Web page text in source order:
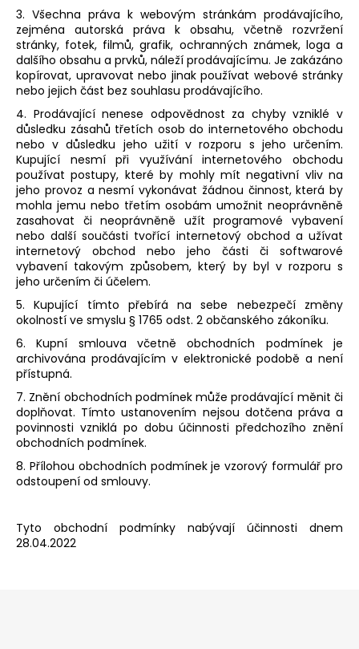
3. Všechna práva k webovým stránkám prodávajícího,
zejména autorská práva k obsahu, včetně rozvržení
stránky, fotek, filmů, grafik, ochranných známek, loga a
dalšího obsahu a prvků, náleží prodávajícímu. Je zakázáno
kopírovat, upravovat nebo jinak používat webové stránky
nebo jejich část bez souhlasu prodávajícího.
4. Prodávající nenese odpovědnost za chyby vzniklé v
důsledku zásahů třetích osob do internetového obchodu
nebo v důsledku jeho užití v rozporu s jeho určením.
Kupující nesmí při využívání internetového obchodu
používat postupy, které by mohly mít negativní vliv na
jeho provoz a nesmí vykonávat žádnou činnost, která by
mohla jemu nebo třetím osobám umožnit neoprávněně
zasahovat či neoprávněně užít programové vybavení
nebo další součásti tvořící internetový obchod a užívat
internetový obchod nebo jeho části či softwarové
vybavení takovým způsobem, který by byl v rozporu s
jeho určením či účelem.
5. Kupující tímto přebírá na sebe nebezpečí změny
okolností ve smyslu § 1765 odst. 2 občanského zákoníku.
6. Kupní smlouva včetně obchodních podmínek je
archivována prodávajícím v elektronické podobě a není
přístupná.
7. Znění obchodních podmínek může prodávající měnit či
doplňovat. Tímto ustanovením nejsou dotčena práva a
povinnosti vzniklá po dobu účinnosti předchozího znění
obchodních podmínek.
8. Přílohou obchodních podmínek je vzorový formulář pro
odstoupení od smlouvy.
Tyto obchodní podmínky nabývají účinnosti dnem
28.04.2022